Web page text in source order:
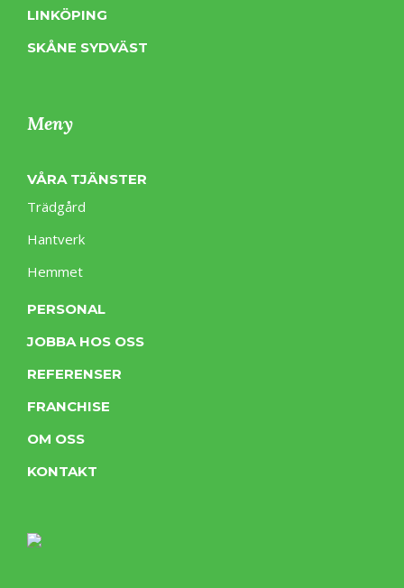
LINKÖPING
SKÅNE SYDVÄST
Meny
VÅRA TJÄNSTER
Trädgård
Hantverk
Hemmet
PERSONAL
JOBBA HOS OSS
REFERENSER
FRANCHISE
OM OSS
KONTAKT